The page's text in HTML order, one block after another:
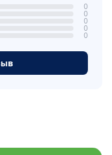
0
0
0
0
0